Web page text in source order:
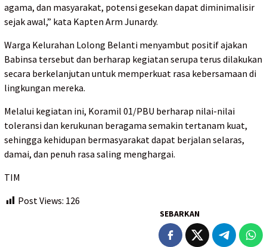
agama, dan masyarakat, potensi gesekan dapat diminimalisir
sejak awal,” kata Kapten Arm Junardy.
Warga Kelurahan Lolong Belanti menyambut positif ajakan
Babinsa tersebut dan berharap kegiatan serupa terus dilakukan
secara berkelanjutan untuk memperkuat rasa kebersamaan di
lingkungan mereka.
Melalui kegiatan ini, Koramil 01/PBU berharap nilai-nilai
toleransi dan kerukunan beragama semakin tertanam kuat,
sehingga kehidupan bermasyarakat dapat berjalan selaras,
damai, dan penuh rasa saling menghargai.
TIM
Post Views: 126
SEBARKAN